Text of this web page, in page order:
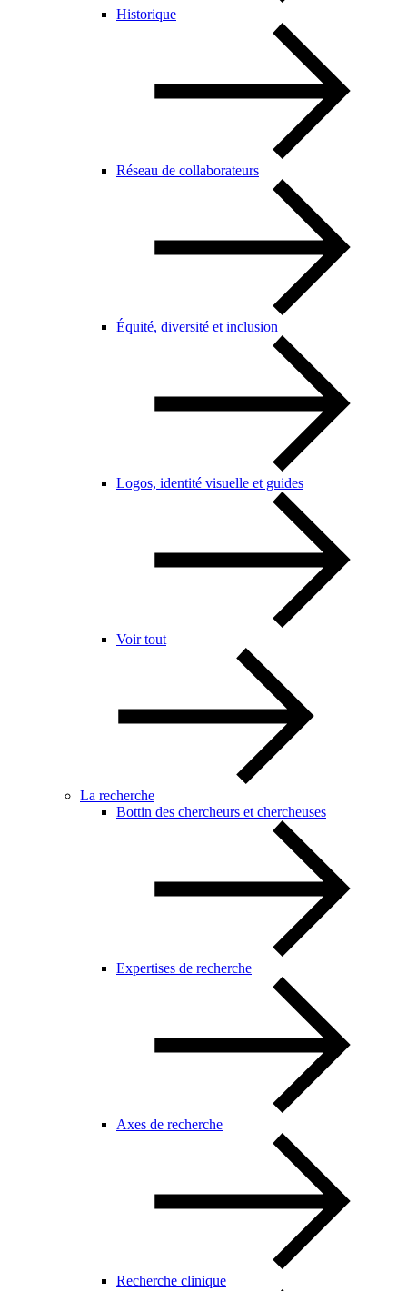
Historique
Réseau de collaborateurs
Équité, diversité et inclusion
Logos, identité visuelle et guides
Voir tout
La recherche
Bottin des chercheurs et chercheuses
Expertises de recherche
Axes de recherche
Recherche clinique